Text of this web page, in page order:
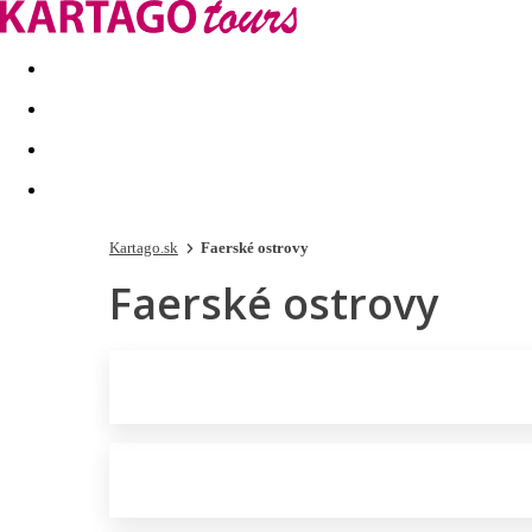
Last minute Dovolenkové kluby
Kartago.sk Faerské ostrovy
Faerské ostrovy